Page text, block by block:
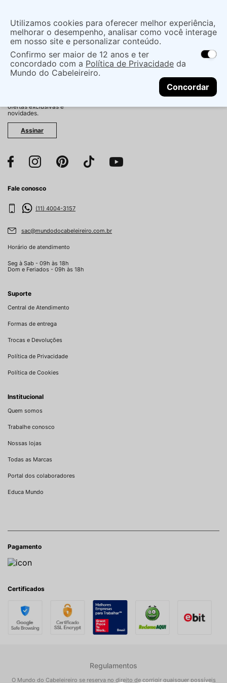
localização
As ofertas e opções de entrega variam de
acordo com a região.Não sei meu CEP
CONTINUAR
O que você procura?
ofertas exclusivas e
novidades.
Assinar
Fale conosco
(11) 4004-3157
sac@mundodocabeleireiro.com.br
Horário de atendimento
Seg à Sab - 09h às 18h
Dom e Feriados - 09h às 18h
Suporte
Central de Atendimento
Formas de entrega
Trocas e Devoluções
Política de Privacidade
Política de Cookies
Institucional
Quem somos
Trabalhe conosco
Nossas lojas
Todas as Marcas
Portal dos colaboradores
Educa Mundo
Pagamento
Certificados
Regulamentos
O Mundo do Cabeleireiro se reserva no direito de corrigir quaisquer possíveis
Utilizamos cookies para oferecer melhor experiência,
melhorar o desempenho, analisar como você interage
em nosso site e personalizar conteúdo.
Confirmo ser maior de 12 anos e ter
concordado com a Política de Privacidade da
Mundo do Cabeleireiro.
Concordar